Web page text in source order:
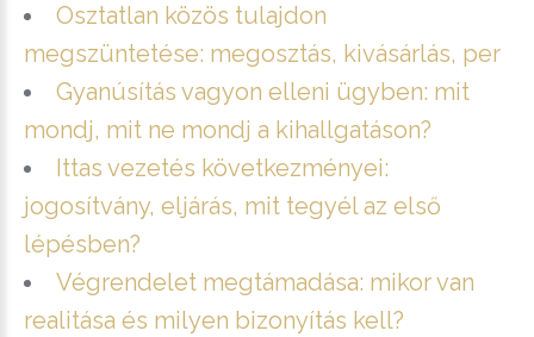
Osztatlan közös tulajdon
megszüntetése: megosztás, kivásárlás, per
Gyanúsítás vagyon elleni ügyben: mit
mondj, mit ne mondj a kihallgatáson?
Ittas vezetés következményei:
jogosítvány, eljárás, mit tegyél az első
lépésben?
Végrendelet megtámadása: mikor van
realitása és milyen bizonyítás kell?